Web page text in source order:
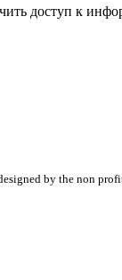
доступ к
by the non